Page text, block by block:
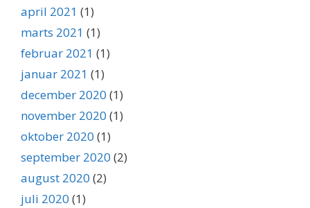
april 2021 (1)
marts 2021 (1)
februar 2021 (1)
januar 2021 (1)
december 2020 (1)
november 2020 (1)
oktober 2020 (1)
september 2020 (2)
august 2020 (2)
juli 2020 (1)